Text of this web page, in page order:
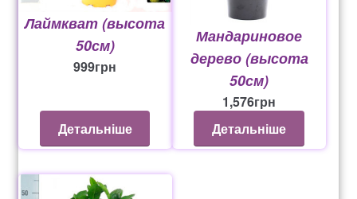
Лаймкват (высота
50см)
999грн
Детальніше
Мандариновое
дерево (высота
50см)
1,576грн
Детальніше